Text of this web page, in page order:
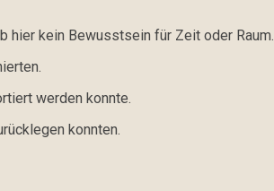
hier kein Bewusstsein für Zeit oder Raum.
werden konnte.
konnten.